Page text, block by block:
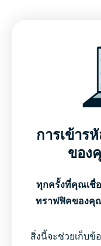
การเข้าร
ของ
ทุกครั้งที่คุณเชื่
ทราฟฟิคของคุ
สิ่งนี้จะช่วยเก็บ